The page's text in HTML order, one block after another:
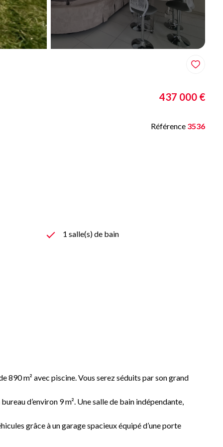
437 000 €
Référence 3536
1 salle(s) de bain
890 m² avec piscine. Vous serez séduits par son grand
d’environ 9 m². Une salle de bain indépendante,
grâce à un garage spacieux équipé d’une porte